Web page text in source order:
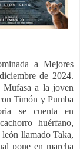
a Mejores
de 2024.
a la joven
Timón y Pumba
se cuenta en
huérfano,
llamado Taka,
pone en marcha